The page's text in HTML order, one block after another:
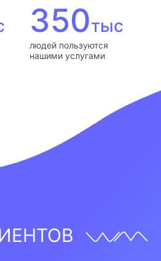
350тыс
людей пользуются
нашими услугами